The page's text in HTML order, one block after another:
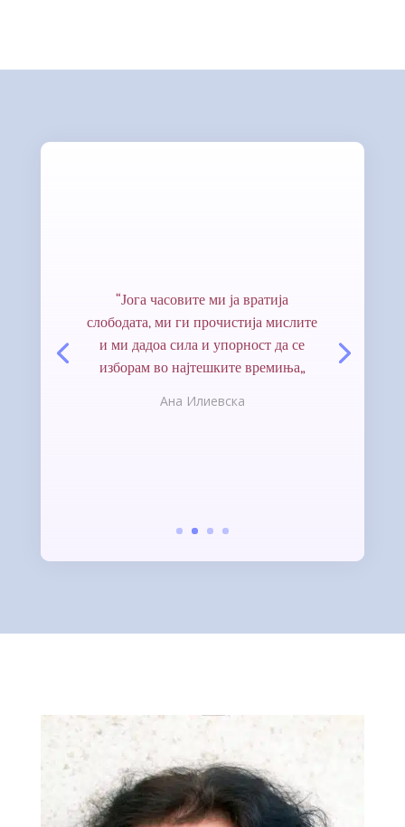
“Јога часовите ми ја вратија
слободата, ми ги прочистија мислите
и ми дадоа сила и упорност да се
изборам во најтешките времиња„
Ана Илиевска